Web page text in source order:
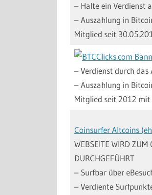
– Halte ein Verdienst
– Auszahlung in
Mitglied seit
– Verdienst durch
– Auszahlung in
Mitglied seit 2012 mit
Coinsurfer Altcoins
WEBSEITE WIRD
DURCHGEFÜHRT
– Surfbar über
– Verdiente